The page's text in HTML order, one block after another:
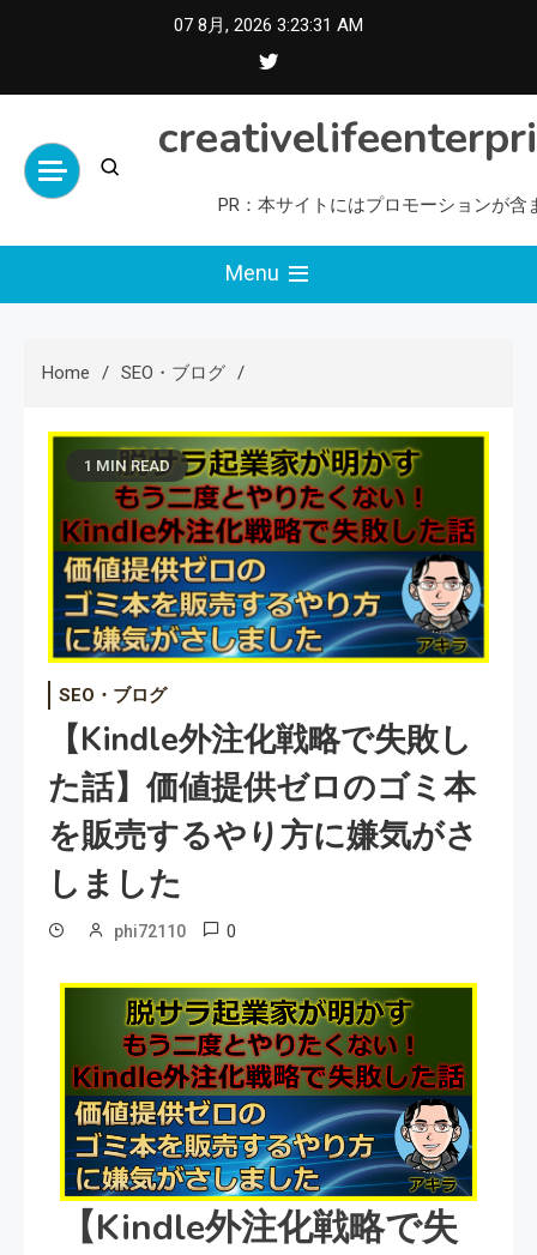
07 8月, 2026 3:23:32 AM
PR：本サイトにはプロモーションが含
Menu
Home SEO・ブログ
1 MIN READ
SEO・ブログ
【Kindle外注化戦略で失敗し
た話】価値提供ゼロのゴミ本
を販売するやり方に嫌気がさ
しました
phi72110 0
【Kindle外注化戦略で失